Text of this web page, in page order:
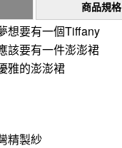
商品規格
想要有一個Tiffany
該要有一件澎澎裙
雅的澎澎裙
精製紗